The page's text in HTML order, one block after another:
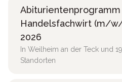
Abiturientenprogramm
Handelsfachwirt (m/
2026
In Weilheim an der Teck und
Standorten